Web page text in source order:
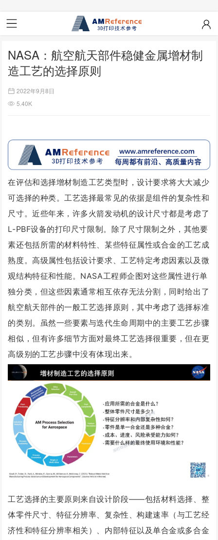
NASA：航空航天部件稳健金属增材制
造工艺的选择原则
2022年9月8日
5.40K
在评估和选择增材制造工艺类型时，设计要求将大大减少
可选择的种类。工艺选择最常见的依据是组件的复杂性和
尺寸。近些年来，许多火箭发动机的设计尺寸都是考虑了
L-PBF设备的打印尺寸限制。除了尺寸限制之外，其他要
素还包括所需的材料特性、某些特征属性或合金的工艺成
熟度。高级属性包括设计要求、工艺特定考虑因素以及微
观结构特征和性能。NASA工程师企图对这些属性进行单
独分类，但这些因素通常相互依存无法分割，同时给出了
航空航天部件的一般工艺选择原则，其中考虑了选择标准
的类别。虽然一些要素与迭代生命周期中的主要工艺步骤
相似，但有许多细节方面对最终工艺选择很重要，但在更
高级别的工艺步骤中没有体现出来。
工艺选择的主要原则来自设计阶段——包括材料选择、整
体零件尺寸、特征分辨率、复杂性、构建速率（与工艺经
济性和特征分辨率相关）、内部特征以及单合金或多合金